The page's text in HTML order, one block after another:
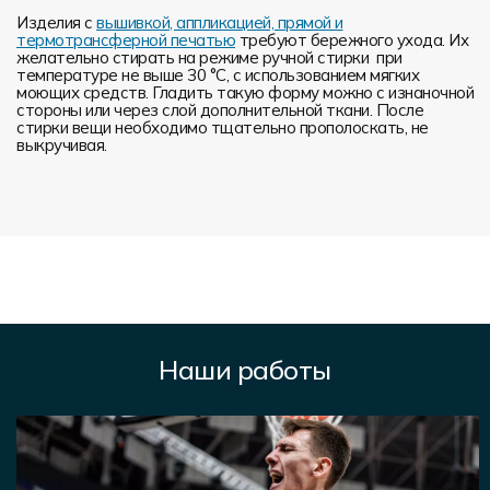
Изделия с вышивкой, аппликацией, прямой и
термотрансферной печатью требуют бережного ухода. Их
желательно стирать на режиме ручной стирки при
температуре не выше 30 °C, с использованием мягких
моющих средств. Гладить такую форму можно с изнаночной
стороны или через слой дополнительной ткани. После
стирки вещи необходимо тщательно прополоскать, не
выкручивая.
Наши работы